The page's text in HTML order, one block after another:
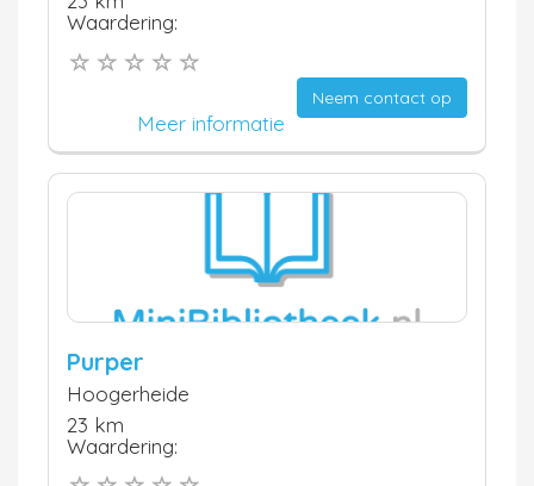
Waardering:
Neem contact op
Meer informatie
Purper
Hoogerheide
23 km
Waardering: